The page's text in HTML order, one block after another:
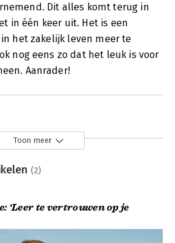
Dit alles komt terug in
in één keer uit. Het is een
het zakelijk leven meer te
nog eens zo dat het leuk is voor
Aanrader!
Toon meer
(2)
‘Leer te vertrouwen op je